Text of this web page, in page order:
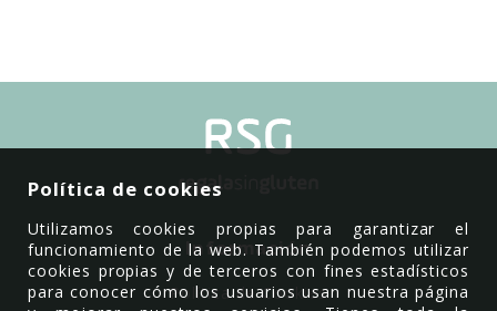
Información
Política de Cookies
Política de cookies
Utilizamos cookies propias para garantizar el
funcionamiento de la web. También podemos utilizar
cookies propias y de terceros con fines estadísticos
para conocer cómo los usuarios usan nuestra página